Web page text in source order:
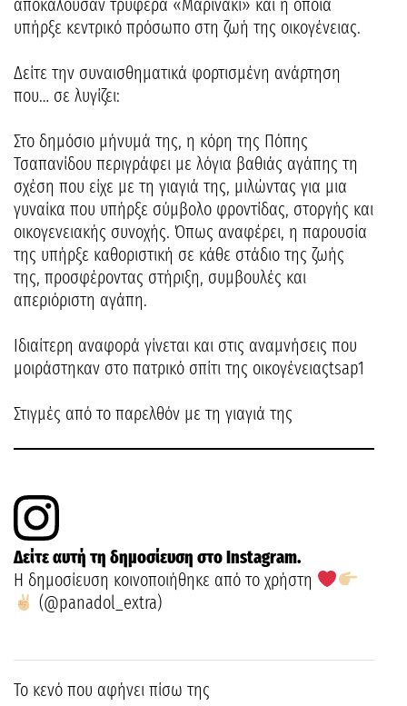
αποκαλούσαν τρυφερά «Μαρινάκι» και η οποία
υπήρξε κεντρικό πρόσωπο στη ζωή της οικογένειας.
Δείτε την συναισθηματικά φορτισμένη ανάρτηση
που… σε λυγίζει:
Στο δημόσιο μήνυμά της, η κόρη της Πόπης
Τσαπανίδου περιγράφει με λόγια βαθιάς αγάπης τη
σχέση που είχε με τη γιαγιά της, μιλώντας για μια
γυναίκα που υπήρξε σύμβολο φροντίδας, στοργής και
οικογενειακής συνοχής. Όπως αναφέρει, η παρουσία
της υπήρξε καθοριστική σε κάθε στάδιο της ζωής
της, προσφέροντας στήριξη, συμβουλές και
απεριόριστη αγάπη.
Ιδιαίτερη αναφορά γίνεται και στις αναμνήσεις που
μοιράστηκαν στο πατρικό σπίτι της οικογένειαςtsap1
Στιγμές από το παρελθόν με τη γιαγιά της
Δείτε αυτή τη δημοσίευση στο Instagram.
Η δημοσίευση κοινοποιήθηκε από το χρήστη
(@panadol_extra)
Το κενό που αφήνει πίσω της